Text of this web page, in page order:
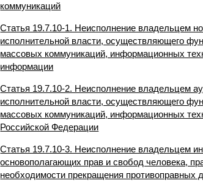
коммуникаций
Статья 19.7.10-1. Неисполнение владельцем
исполнительной власти, осуществляющего
массовых коммуникаций, информационных
информации
Статья 19.7.10-2. Неисполнение владельцем
исполнительной власти, осуществляющего
массовых коммуникаций, информационных
Российской Федерации
Статья 19.7.10-3. Неисполнение владельцем
основополагающих прав и свобод человека,
необходимости прекращения противоправных